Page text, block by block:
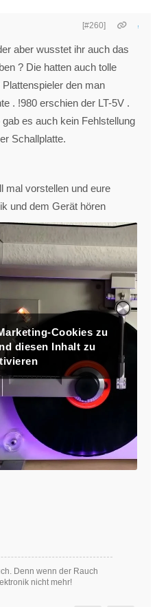
[#260]
aber wusstet ihr auch das
? Die hatten auch tolle
den man
. !980 erschien der LT-5V .
es auch kein Fehlstellung
Schallplatte.
mal vorstellen und eure
und dem Gerät hören
Cookies zu
diesen Inhalt zu
Denn wenn der Rauch
nicht mehr!